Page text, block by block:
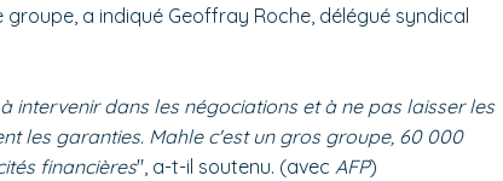
a indiqué Geoffray Roche, délégué syndical
intervenir dans les négociations et à ne pas laisser les
les garanties. Mahle c'est un gros groupe, 60 000
financières", a-t-il soutenu. (avec AFP)